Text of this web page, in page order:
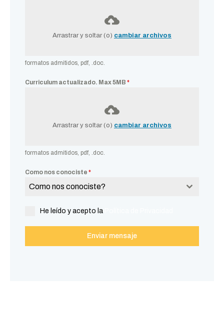
Arrastrar y soltar (o) cambiar archivos
formatos admitidos, pdf, .doc.
Curriculum actualizado. Max 5MB *
Arrastrar y soltar (o) cambiar archivos
formatos admitidos, pdf, .doc.
Como nos conociste *
Como nos conociste?
He leído y acepto la
Enviar mensaje